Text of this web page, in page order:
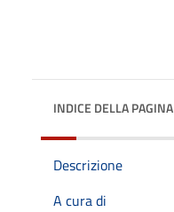
INDICE DELLA PAGINA
Descrizione
A cura di